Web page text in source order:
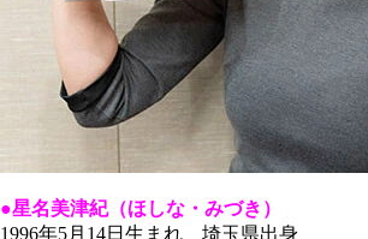
●星名美津紀（ほしな・みづき ）
1996年5月14日生まれ 埼玉県出身